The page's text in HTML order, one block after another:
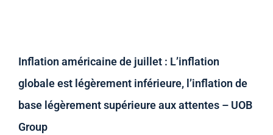
Inflation américaine de juillet : L’inflation
globale est légèrement inférieure, l’inflation de
base légèrement supérieure aux attentes – UOB
Group